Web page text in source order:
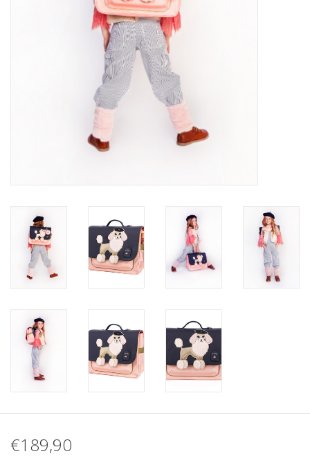
MESUREZ LES PIEDS!
#MYCLIENTSARETHECUTEST
€189,90